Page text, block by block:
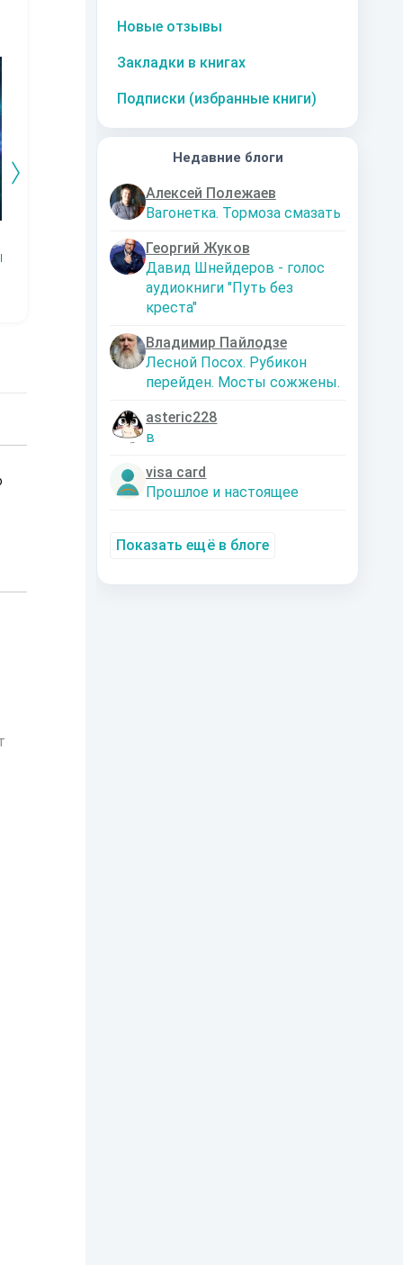
Новые отзывы
Закладки в книгах
Подписки (избранные книги)
Недавние блоги
Алексей Полежаев
Вагонетка. Тормоза смазать
Георгий Жуков
Давид Шнейдеров - голос
аудиокниги "Путь без
креста"
Владимир Пайлодзе
Лесной Посох. Рубикон
перейден. Мосты сожжены.
asteric228
в
visa card
Прошлое и настоящее
Показать ещё в блоге
Наталья
Шкуриндина
Константин
Муравьев
Аксюта Янсен